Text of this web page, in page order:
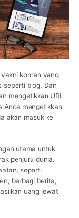
konten yang
seperti blog. Dan
mengetikkan URL
Anda mengetikkan
akan masuk ke
utama untuk
penjuru dunia.
seperti
berbagi berita,
uang lewat